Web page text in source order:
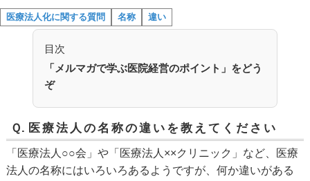
医療法人化に関する質問 名称 違い
目次
「メルマガで学ぶ医院経営のポイント」をどう
ぞ
Ｑ. 医療法人の名称の違いを教えてください
「医療法人○○会」や「医療法人××クリニック」など、医療
法人の名称にはいろいろあるようですが、何か違いがある